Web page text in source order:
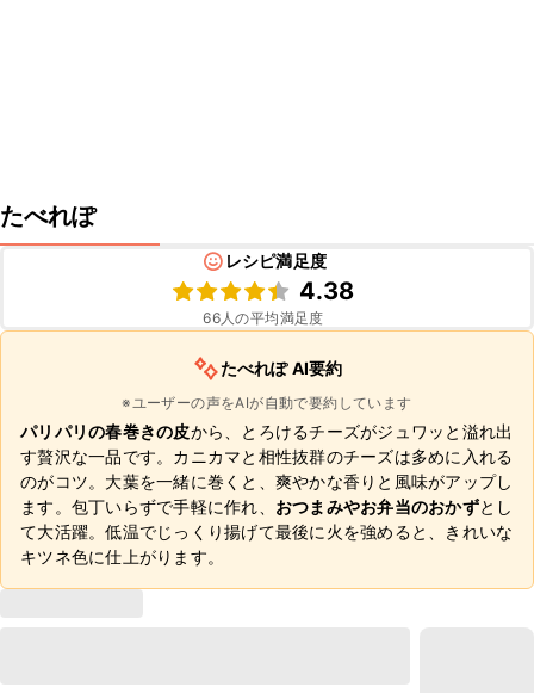
たべれぽ
レシピ満足度
4.38
66人の平均満足度
たべれぽ AI要約
※ユーザーの声をAIが自動で要約しています
パリパリの春巻きの皮から、とろけるチーズがジュワッと溢れ出
す贅沢な一品です。カニカマと相性抜群のチーズは多めに入れる
のがコツ。大葉を一緒に巻くと、爽やかな香りと風味がアップし
ます。包丁いらずで手軽に作れ、 おつまみやお弁当のおかずとし
て大活躍。低温でじっくり揚げて最後に火を強めると、きれいな
キツネ色に仕上がります。